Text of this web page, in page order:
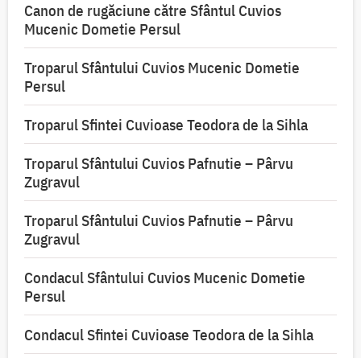
Canon de rugăciune către Sfântul Cuvios
Mucenic Dometie Persul
Troparul Sfântului Cuvios Mucenic Dometie
Persul
Troparul Sfintei Cuvioase Teodora de la Sihla
Troparul Sfântului Cuvios Pafnutie – Pârvu
Zugravul
Troparul Sfântului Cuvios Pafnutie – Pârvu
Zugravul
Condacul Sfântului Cuvios Mucenic Dometie
Persul
Condacul Sfintei Cuvioase Teodora de la Sihla